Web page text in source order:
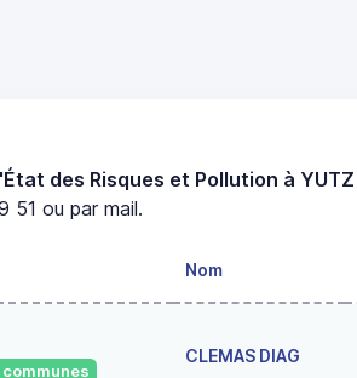
des Risques et Pollution à YUTZ
51 ou par mail.
Nom
CLEMAS DIAG